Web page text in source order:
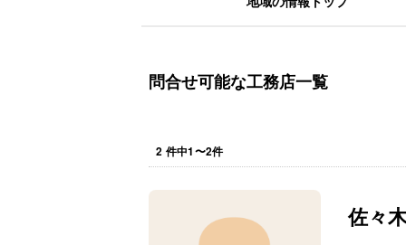
問合せ可能な工務店一覧
2 件中1〜2件
佐々